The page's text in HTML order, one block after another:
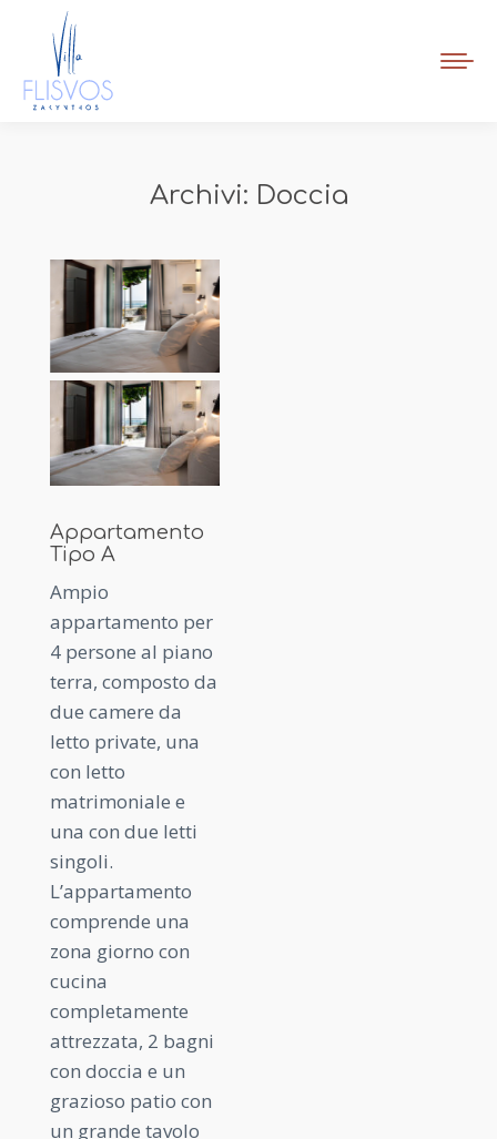
Archivi: Doccia
Appartamento
Tipo A
Ampio
appartamento per
4 persone al piano
terra, composto da
due camere da
letto private, una
con letto
matrimoniale e
una con due letti
singoli.
L’appartamento
comprende una
zona giorno con
cucina
completamente
attrezzata, 2 bagni
con doccia e un
grazioso patio con
un grande tavolo